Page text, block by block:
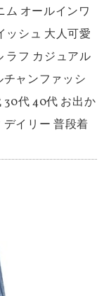
ム オールインワ
ッシュ 大人可愛
ラフ カジュアル
チャンファッシ
30代 40代 お出か
デイリー 普段着